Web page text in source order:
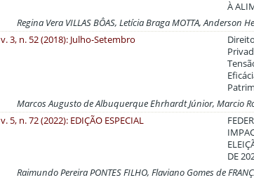
À
Regina Vera VILLAS BÔAS, Letícia Braga MOTTA, Anderson
v. 3, n. 52 (2018): Julho-Setembro
Marcos Augusto de Albuquerque Ehrhardt Júnior, Marcio
v. 5, n. 72 (2022): EDIÇÃO ESPECIAL
DE
Raimundo Pereira PONTES FILHO, Flaviano Gomes de